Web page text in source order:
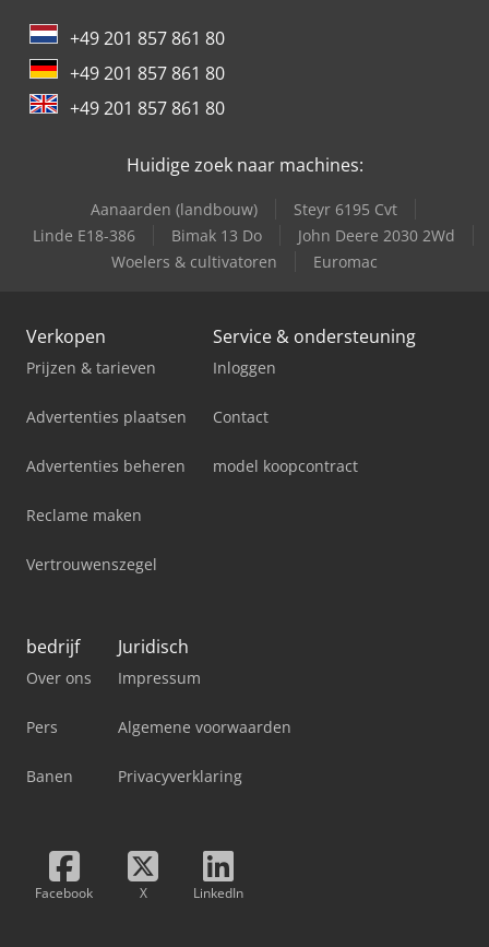
+49 201 857 861 80
+49 201 857 861 80
+49 201 857 861 80
Huidige zoek naar machines:
Aanaarden (landbouw)
Steyr 6195 Cvt
Linde E18-386
Bimak 13 Do
John Deere 2030 2Wd
Woelers & cultivatoren
Euromac
Verkopen
Prijzen & tarieven
Advertenties plaatsen
Advertenties beheren
Reclame maken
Vertrouwenszegel
Service & ondersteuning
Inloggen
Contact
model koopcontract
bedrijf
Over ons
Pers
Banen
Juridisch
Impressum
Algemene voorwaarden
Privacyverklaring
Facebook X LinkedIn